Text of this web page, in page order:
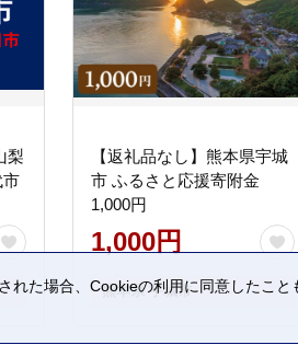
梨
市
【返礼品なし】熊本県宇城
市 ふるさと応援寄附金
1,000円
1,000円
熊本県 宇城市
た場合、Cookieの利用に同意したこと